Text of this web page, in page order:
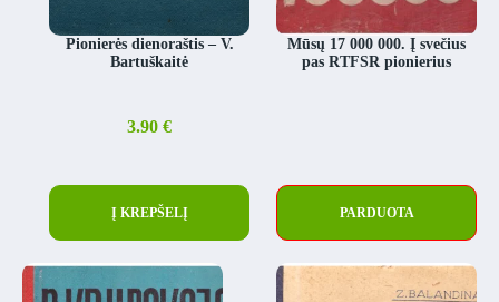
Pionierės dienoraštis – V.
Bartuškaitė
3.90€
Į KREPŠELĮ
Mūsų 17 000 000. Į svečius
pas RTFSR pionierius
PARDUOTA